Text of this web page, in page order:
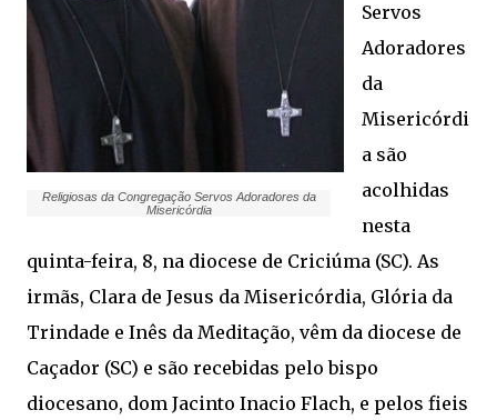
Religiosas da Congregação Servos Adoradores da
Misericórdia
Servos
Adoradores
da
Misericórdi
a são
acolhidas
nesta
quinta-feira, 8, na diocese de Criciúma (SC). As
irmãs, Clara de Jesus da Misericórdia, Glória da
Trindade e Inês da Meditação, vêm da diocese de
Caçador (SC) e são recebidas pelo bispo
diocesano, dom Jacinto Inacio Flach, e pelos fieis